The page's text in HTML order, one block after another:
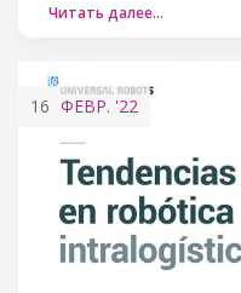
Читать далее…
16 ФЕВР. '22